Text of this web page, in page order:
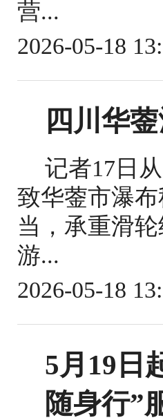
营...
2026-05-18
四川华
记者17日
致华蓥市瀑
当，承重滑
游...
2026-05-18
5月19日
随身行”